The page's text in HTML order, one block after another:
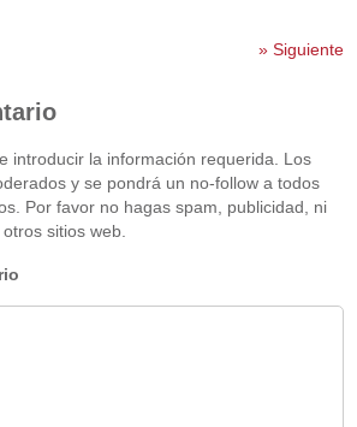
»Siguiente
introducir la información requerida. Los
y se pondrá un no-follow a todos
Por favor no hagas spam, publicidad, ni
sitios web.